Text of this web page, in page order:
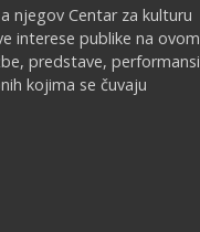
njegov Centar za kulturu
interese publike na ovom
predstave, performansi
kojima se čuvaju